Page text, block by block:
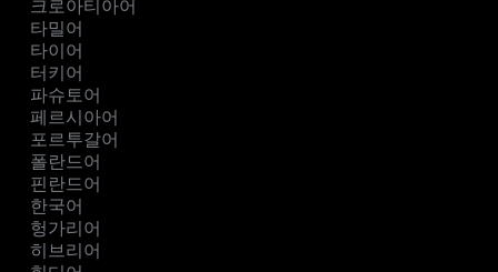
크로아티아어
타밀어
타이어
터키어
파슈토어
페르시아어
포르투갈어
폴란드어
핀란드어
한국어
헝가리어
히브리어